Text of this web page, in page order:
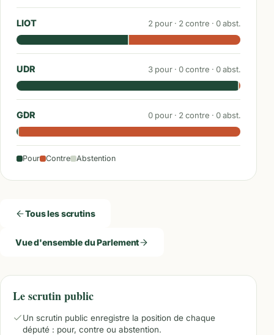
LIOT 2 pour · 2 contre · 0abst.
UDR 3 pour · 0contre · 0abst.
GDR 0 pour · 2 contre · 0abst.
Pour Contre Abstention
Tous les scrutins
Vue d'ensemble du Parlement
Le scrutin public
Un scrutin public enregistre la position de chaque
député : pour, contre ou abstention.